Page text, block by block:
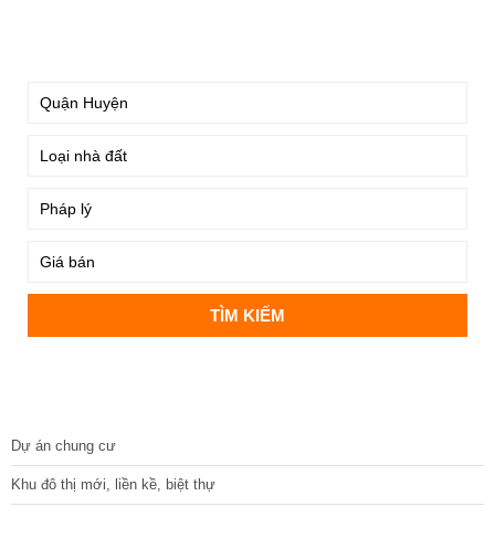
Dự án chung cư
Khu đô thị mới, liền kề, biệt thự